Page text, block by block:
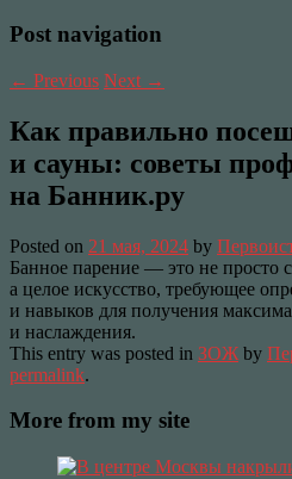
Post navigation
← Previous Next →
Как правильно
и сауны: советы
на Банник.ру
Posted on 21 мая, 2024 by
Банное парение — это не просто
а целое искусство, требующее
и навыков для получения
и наслаждения.
This entry was posted in ЗОЖ by
permalink.
More from my site